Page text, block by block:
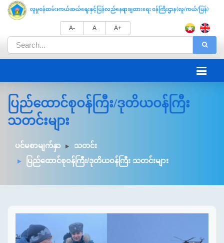
A- A A+
ပြည်ထောင်စုဝန်ကြီး/ဒုတိယဝန်ကြီး
သတင်းများ
ပင်မစာမျက်နှာ
သတင်း
ပြည်ထောင်စုဝန်ကြီး/ဒုတိယဝန်ကြီး သတင်းများ